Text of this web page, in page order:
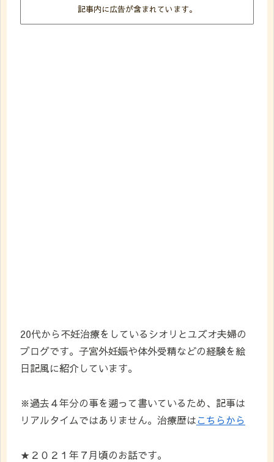
記事内に広告が含まれています。
20代から不妊治療をしているシオリとユズオ夫婦の
ブログです。子宮外妊娠や体外受精などの経験を絵
日記風に紹介しています。
※過去４年分の事を遡って書いているため、記事は
リアルタイムではありません。治療歴はこちらから
★２０２１年７月頃のお話です。